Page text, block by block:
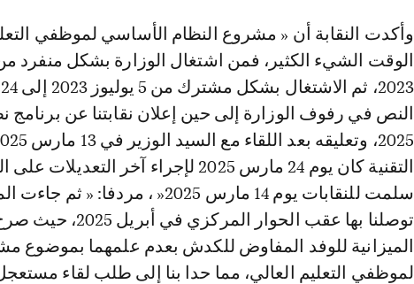
وأكدت النقابة أن « مشروع النظام الأساسي لموظفي
التقنية كان يوم 24 مارس 2025 لإجراء آخر
سلمت للنقابات يوم 14 مارس 2025« ،
توصلنا بها عقب الحوار
الميزانية للوفد المفاوض للكدش بعدم علمهما بموضوع
لموظفي التعليم العالي، مما حدا بنا إلى طلب لقاء